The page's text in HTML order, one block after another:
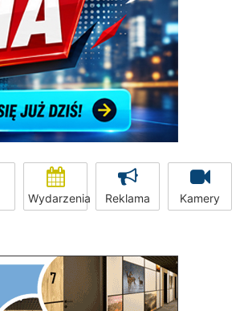
Wydarzenia Reklama Kamery